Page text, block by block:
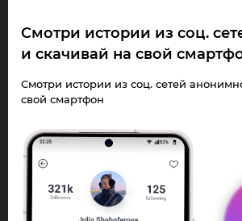
Смотри Stories
скачивай Reels
ограничений!
Переходи в ИнстаПай бот -
Stories
или Telegram-приложении.
Быстро, просто и удобно.
Смотри истории из соц.
и скачивай на свой
Смотри истории из соц. сетей
свой смартфон